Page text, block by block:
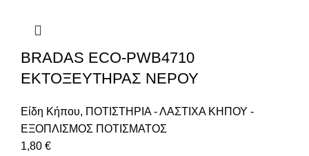
BRADAS ECO-PWB4710
ΕΚΤΟΞΕΥΤΗΡΑΣ ΝΕΡΟΥ
Είδη Κήπου, ΠΟΤΙΣΤΗΡΙΑ - ΛΑΣΤΙΧΑ ΚΗΠΟΥ -
ΕΞΟΠΛΙΣΜΟΣ ΠΟΤΙΣΜΑΤΟΣ
1,80 €